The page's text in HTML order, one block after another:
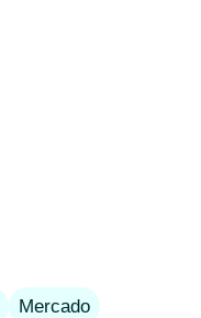
Mercado